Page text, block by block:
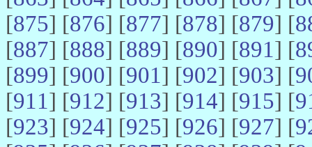
[875] [876] [877] [878] [879] [
[887] [888] [889] [890] [891] [
[899] [900] [901] [902] [903] [
[911] [912] [913] [914] [915] [
[923] [924] [925] [926] [927] [